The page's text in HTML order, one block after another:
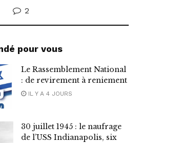
2
pour vous
Le Rassemblement National
: de revirement à reniement
IL Y A 4 JOURS
30 juillet 1945 : le naufrage
de l’USS Indianapolis, six